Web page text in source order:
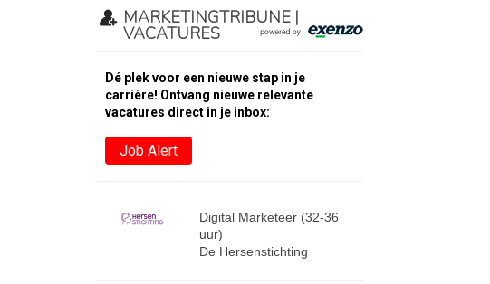
MARKETINGTRIBUNE |
VACATURES
Dé plek voor een nieuwe stap in je
carrière! Ontvang nieuwe relevante
vacatures direct in je inbox:
Job Alert
Digital Marketeer (32-36
uur)
De Hersenstichting